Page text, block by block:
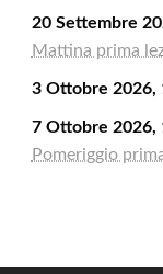
20 Settembre
Mattina prima
3 Ottobre 2026,
7 Ottobre 2026,
Pomeriggio